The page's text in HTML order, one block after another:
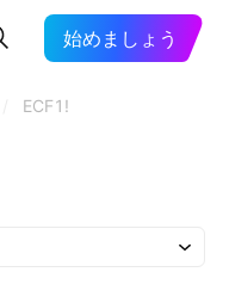
始めましょう
ECF1!